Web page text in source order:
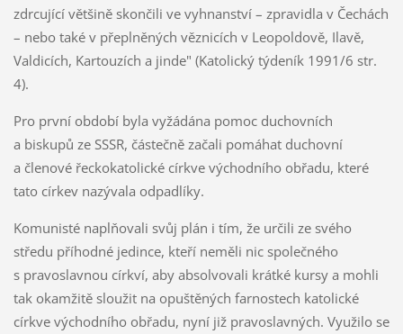
zdrcující většině skončili ve vyhnanství – zpravidla v Čechách
– nebo také v přeplněných věznicích v Leopoldově, Ilavě,
Valdicích, Kartouzích a jinde" (Katolický týdeník 1991/6 str.
4).
Pro první období byla vyžádána pomoc duchovních
a biskupů ze SSSR, částečně začali pomáhat duchovní
a členové řeckokatolické církve východního obřadu, které
tato církev nazývala odpadlíky.
Komunisté naplňovali svůj plán i tím, že určili ze svého
středu příhodné jedince, kteří neměli nic společného
s pravoslavnou církví, aby absolvovali krátké kursy a mohli
tak okamžitě sloužit na opuštěných farnostech katolické
církve východního obřadu, nyní již pravoslavných. Využilo se